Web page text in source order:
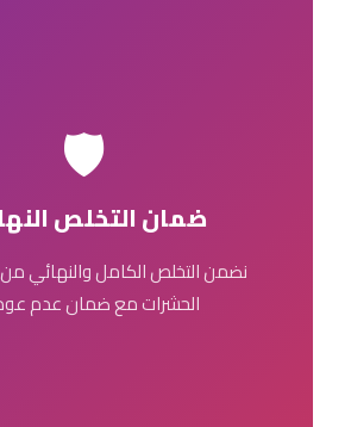
🛡️
ضمان التخلص
نضمن التخلص الكامل والنهائي
الحشرات مع ضمان عدم